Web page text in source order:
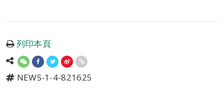
列印本頁
NEWS-1-4-821625